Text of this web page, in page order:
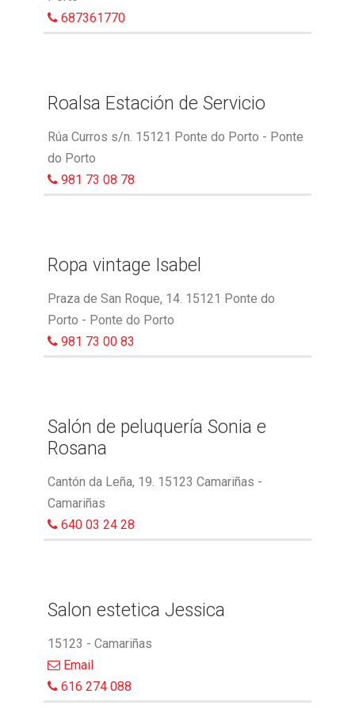
687361770
Roalsa Estación de Servicio
Rúa Curros s/n. 15121 Ponte do Porto - Ponte
do Porto
981 73 08 78
Ropa vintage Isabel
Praza de San Roque, 14. 15121 Ponte do
Porto - Ponte do Porto
981 73 00 83
Salón de peluquería Sonia e
Rosana
Cantón da Leña, 19. 15123 Camariñas -
Camariñas
640 03 24 28
Salon estetica Jessica
15123 - Camariñas
Email
616 274 088